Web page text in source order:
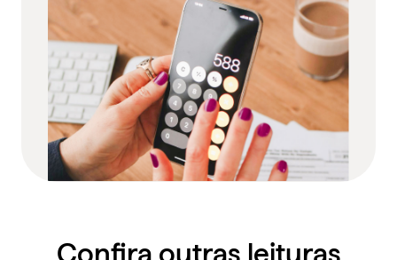
Confira outras leituras